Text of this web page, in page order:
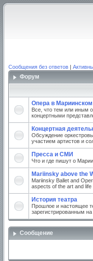
Сообщения без ответов |
Форум
Опера в Мариинском
Все, что тем или иным
концертными
Концертная
Обсуждение
участием артистов и
Пресса и СМИ
Что и где пишут о
Mariinsky above the
Mariinsky Ballet and
aspects of the art and
История театра
Прошлое и настоящее
зарегистрированным
Сообщение